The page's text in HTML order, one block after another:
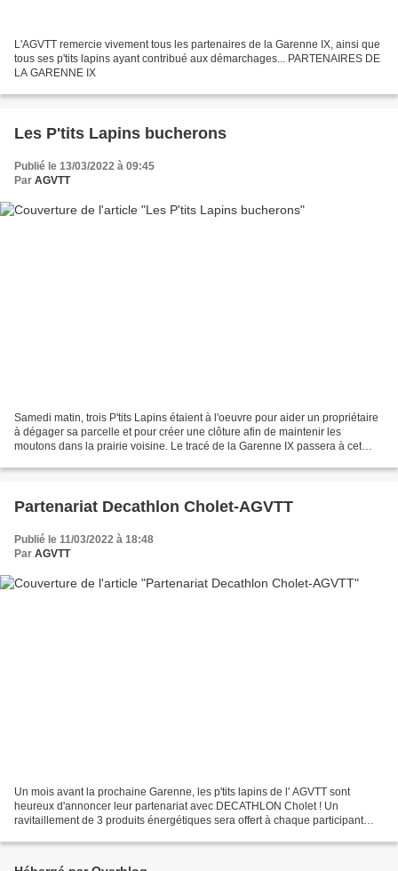
L'AGVTT remercie vivement tous les partenaires de la Garenne IX, ainsi que
tous ses p'tits lapins ayant contribué aux démarchages... PARTENAIRES DE
LA GARENNE IX
Les P'tits Lapins bucherons
Publié le 13/03/2022 à 09:45
Par AGVTT
Samedi matin, trois P'tits Lapins étaient à l'oeuvre pour aider un propriétaire
à dégager sa parcelle et pour créer une clôture afin de maintenir les
moutons dans la prairie voisine. Le tracé de la Garenne IX passera à cet
Partenariat Decathlon Cholet-AGVTT
Publié le 11/03/2022 à 18:48
Par AGVTT
Un mois avant la prochaine Garenne, les p'tits lapins de l' AGVTT sont
heureux d'annoncer leur partenariat avec DECATHLON Cholet ! Un
ravitaillement de 3 produits énergétiques sera offert à chaque participant